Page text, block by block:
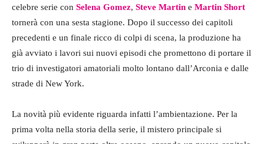
celebre serie con Selena Gomez, Steve Martin e Martin Short
tornerà con una sesta stagione. Dopo il successo dei capitoli
precedenti e un finale ricco di colpi di scena, la produzione ha
già avviato i lavori sui nuovi episodi che promettono di portare il
trio di investigatori amatoriali molto lontano dall’Arconia e dalle
strade di New York.
La novità più evidente riguarda infatti l’ambientazione. Per la
prima volta nella storia della serie, il mistero principale si